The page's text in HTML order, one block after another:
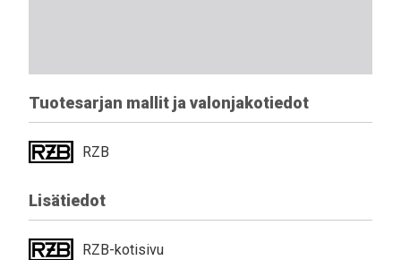
Tuotesarjan mallit ja valonjakotiedot
RZB
Lisätiedot
RZB-kotisivu